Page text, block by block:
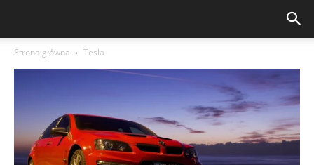
Strona główna Tesla